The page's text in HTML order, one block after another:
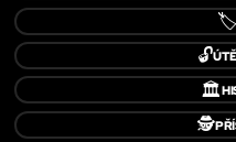
🏷️
🔓
🏛️
🕵️